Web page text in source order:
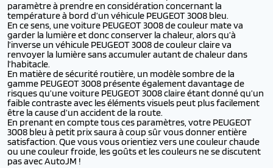
paramètre à prendre en considération concernant la
température à bord d’un véhicule PEUGEOT 3008 bleu.
En ce sens, une voiture PEUGEOT 3008 de couleur mate va
garder la lumière et donc conserver la chaleur, alors qu’à
l’inverse un véhicule PEUGEOT 3008 de couleur claire va
renvoyer la lumière sans accumuler autant de chaleur dans
l’habitacle.
En matière de sécurité routière, un modèle sombre de la
gamme PEUGEOT 3008 présente également davantage de
risques qu’une voiture PEUGEOT 3008 claire étant donné qu’un
faible contraste avec les éléments visuels peut plus facilement
être la cause d’un accident de la route.
En prenant en compte tous ces paramètres, votre PEUGEOT
3008 bleu à petit prix saura à coup sûr vous donner entière
satisfaction. Que vous vous orientiez vers une couleur chaude
ou une couleur froide, les goûts et les couleurs ne se discutent
pas avec AutoJM !